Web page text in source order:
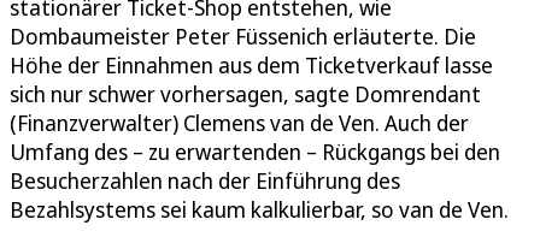
stationärer Ticket-Shop entstehen, wie
Dombaumeister Peter Füssenich erläuterte. Die
Höhe der Einnahmen aus dem Ticketverkauf lasse
sich nur schwer vorhersagen, sagte Domrendant
(Finanzverwalter) Clemens van de Ven. Auch der
Umfang des – zu erwartenden – Rückgangs bei den
Besucherzahlen nach der Einführung des
Bezahlsystems sei kaum kalkulierbar, so van de Ven.